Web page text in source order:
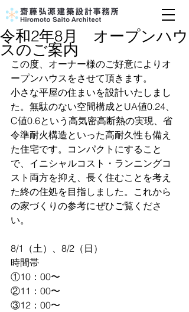
令和2年8月 オープンハウ
スのご案内
この度、オーナー様のご好意によりオ
ープンハウスをさせて頂きます。
小さな平屋の住まいを設計いたしまし
た。無駄のない空間構成とUA値0.24、
C値0.6という高気密高断熱の実現、省
令準耐火構造といった高耐久性も備え
た住宅です。コンパクトにすること
で、イニシャルコスト・ランニングコ
スト両方を抑え、長く住むことを考え
た終の住処を目指しました。これから
の家づくりの参考にぜひご覧くださ
い。
8/1（土）、8/2（日）
時間帯
①10：00〜
②11：00〜
③12：00〜